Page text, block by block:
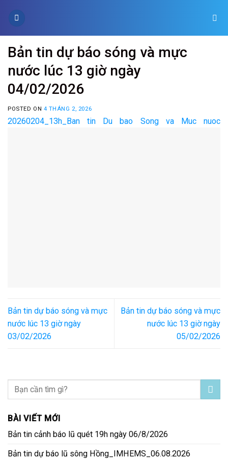
Bản tin dự báo sóng và mực
nước lúc 13 giờ ngày
04/02/2026
POSTED ON 4 THÁNG 2, 2026
20260204_13h_Ban tin Du bao Song va Muc nuoc
Bản tin dự báo sóng và mực
nước lúc 13 giờ ngày
03/02/2026
Bản tin dự báo sóng và mực
nước lúc 13 giờ ngày
05/02/2026
BÀI VIẾT MỚI
Bản tin cảnh báo lũ quét 19h ngày 06/8/2026
Bản tin dự báo lũ sông Hồng_IMHEMS_06.08.2026